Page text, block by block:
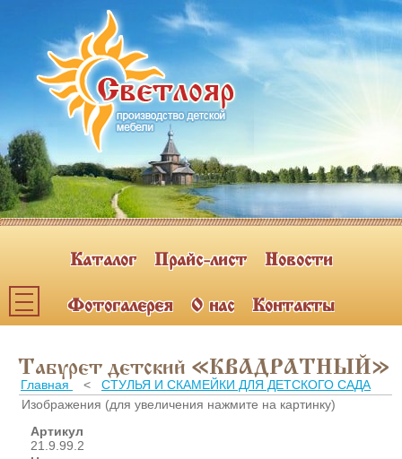
Каталог Прайс-лист Новости
Фотогалерея О нас Контакты
Каталог мебели
ПОЛКИ НАВЕСНЫЕ (2)
ШКАФЫ ДЛЯ КАБИНЕТОВ
СТОЛЫ ДЛЯ КАБИНЕТОВ И
Табурет детский «КВАДРАТНЫЙ»
Главная < СТУЛЬЯ И СКАМЕЙКИ ДЛЯ ДЕТСКОГО САДА
Изображения (для увеличения нажмите на картинку)
Артикул
21.9.99.2